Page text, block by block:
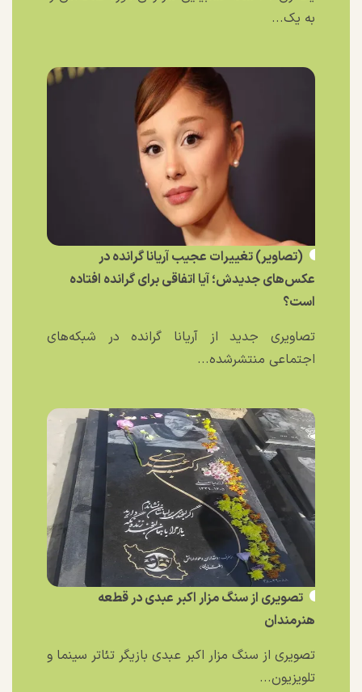
به یک...
(تصاویر) تغییرات عجیب آریانا گرانده در
عکس‌های جدیدش؛ آیا اتفاقی برای گرانده افتاده
است؟
تصاویری جدید از آریانا گرانده در شبکه‌های
اجتماعی منتشرشده...
تصویری از سنگ مزار اکبر عبدی در قطعه
هنرمندان
تصویری از سنگ مزار اکبر عبدی بازیگر تئاتر سینما و
تلویزیون...